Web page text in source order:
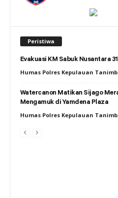
Peristiwa
Evakuasi KM Sabuk Nusantara
Humas Polres Kepulauan
Watercanon Matikan Sijago
Mengamuk di Yamdena Plaza
Humas Polres Kepulauan